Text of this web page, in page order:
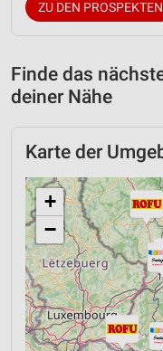
ZU DEN PROSPEKTEN
Finde das
deiner Nähe
Karte der
+
−